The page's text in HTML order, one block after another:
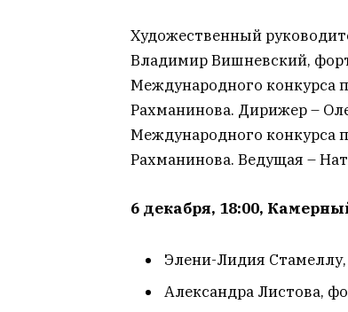
Художественный
Владимир Вишневский,
Международного конкурса
Рахманинова. Дирижер –
Международного конкурса
Рахманинова. Ведущая –
6 декабря, 18:00,
Элени-Лидия Стамеллу,
Александра Листова,